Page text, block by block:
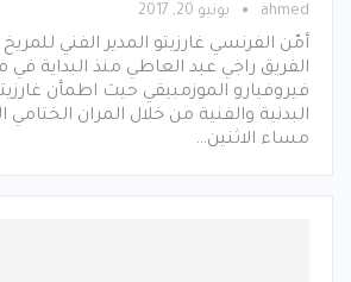
ahmed يونيو 20, 2017
أمّن الفرنسي غارزيتو المدير الفني
الفريق راجي عبد العاطي منذ البداية في
فيروفيارو الموزمبيقي حيث اطمأن
البدنية والفنية من خلال المران الختامي
مساء الاثنين…